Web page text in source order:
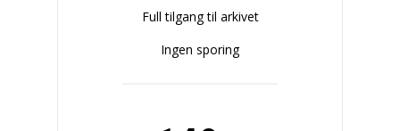
Full tilgang til arkivet
Ingen sporing